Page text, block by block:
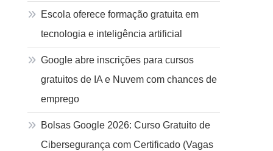
Escola oferece formação gratuita em
tecnologia e inteligência artificial
Google abre inscrições para cursos
gratuitos de IA e Nuvem com chances de
emprego
Bolsas Google 2026: Curso Gratuito de
Cibersegurança com Certificado (Vagas